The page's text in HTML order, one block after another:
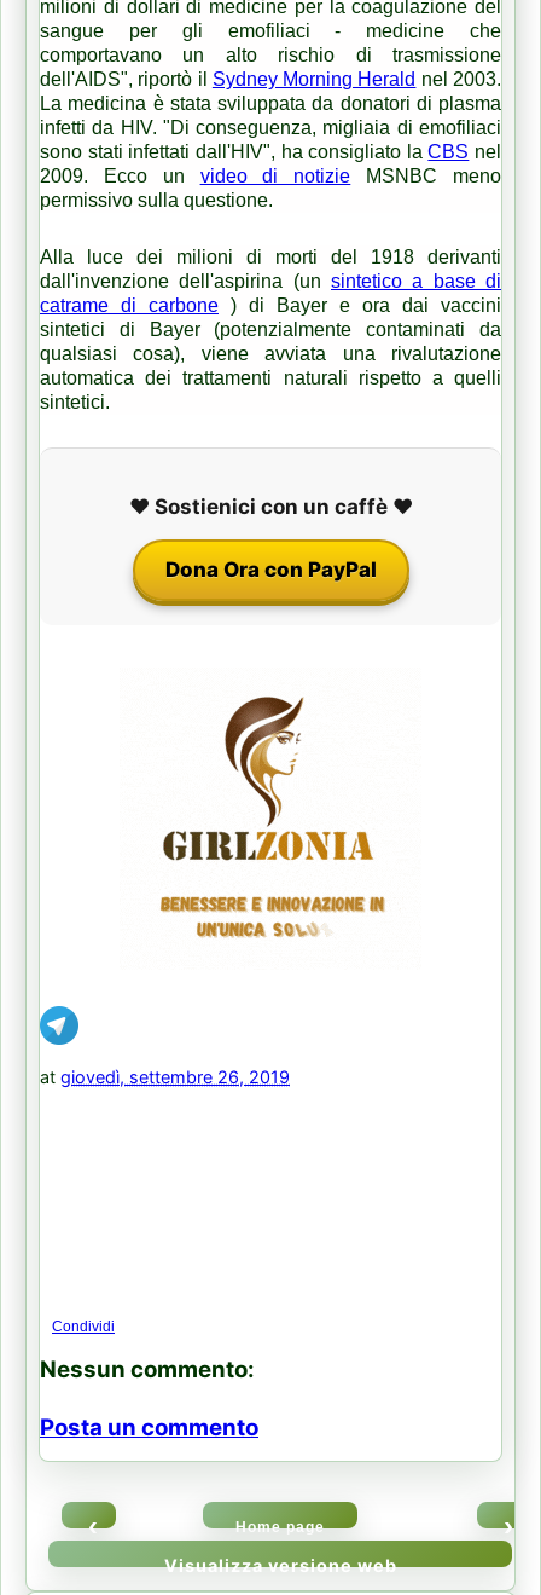
milioni di dollari di medicine per la coagulazione del
sangue per gli emofiliaci - medicine che
comportavano un alto rischio di trasmissione
dell'AIDS", riportò il Sydney Morning Herald nel 2003.
La medicina è stata sviluppata da donatori di plasma
infetti da HIV. "Di conseguenza, migliaia di emofiliaci
sono stati infettati dall'HIV", haconsigliato laCBS nel
2009. Ecco un video di notizie MSNBC meno
permissivo sulla questione.
Alla luce dei milioni di morti del 1918 derivanti
dall'invenzione dell'aspirina (un sintetico a base di
catrame di carbone ) di Bayer e ora dai vaccini
sintetici di Bayer (potenzialmente contaminati da
qualsiasi cosa), viene avviata una rivalutazione
automatica dei trattamenti naturali rispetto a quelli
sintetici.
❤️ Sostienici con un caffè ❤️
Dona Ora con PayPal
at giovedì, settembre 26, 2019
Condividi
Nessun commento:
Posta un commento
‹ ›
Home page
Visualizza versione web